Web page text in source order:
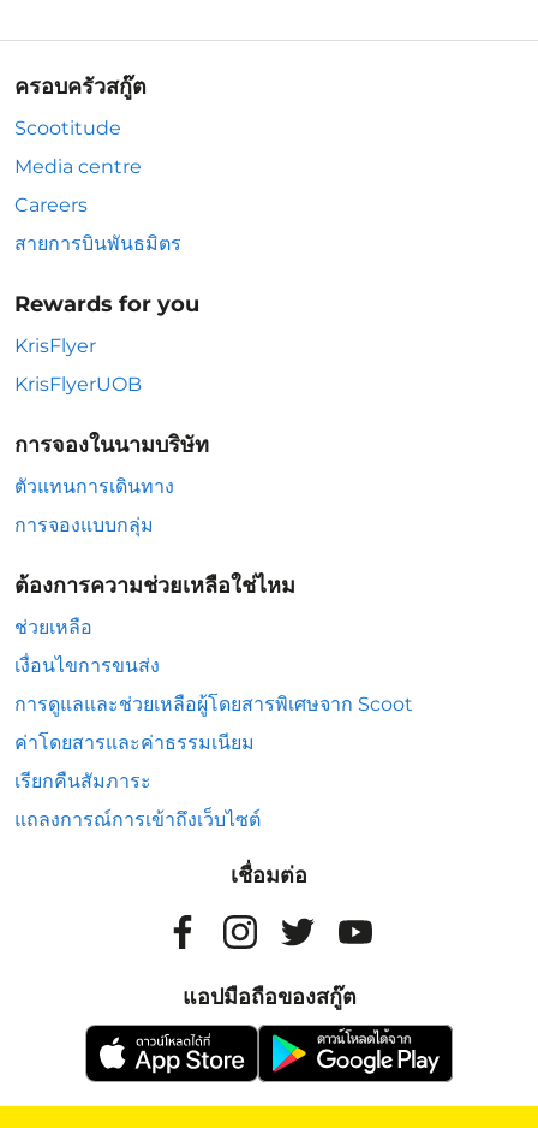
ครอบครัวสกู๊ต
Scootitude
Media centre
Careers
สายการบินพันธมิตร
Rewards for you
KrisFlyer
KrisFlyerUOB
การจองในนามบริษัท
ตัวแทนการเดินทาง
การจองแบบกลุ่ม
ต้องการความช่วยเหลือใช่ไหม
ช่วยเหลือ
เงื่อนไขการขนส่ง
การดูแลและช่วยเหลือผู้โดยสารพิเศษจาก Scoot
ค่าโดยสารและค่าธรรมเนียม
เรียกคืนสัมภาระ
แถลงการณ์การเข้าถึงเว็บไซต์
เชื่อมต่อ
แอปมือถือของสกู๊ต